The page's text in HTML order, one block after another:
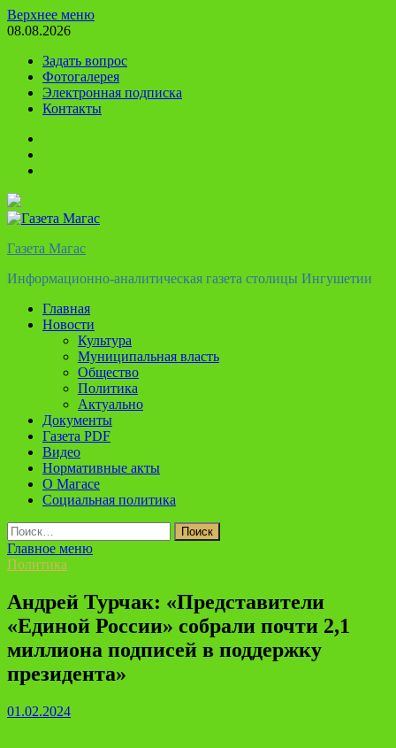
Перейти
к
Верхнее меню
08.08.2026
Задать вопрос
Фотогалерея
Электронная подписка
Контакты
Газета Магас
Информационно-аналитическая газета столицы Ингушетии
Главная
Новости
Культура
Муниципальная власть
Общество
Политика
Актуально
Документы
Газета PDF
Видео
Нормативные акты
О Магасе
Социальная политика
Найти:
Главное меню
Политика
Андрей Турчак: «Представители
«Единой России» собрали почти 2,1
миллиона подписей в поддержку
президента»
01.02.2024